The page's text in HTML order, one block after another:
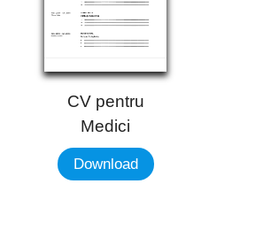
CV pentru
Medici
Download